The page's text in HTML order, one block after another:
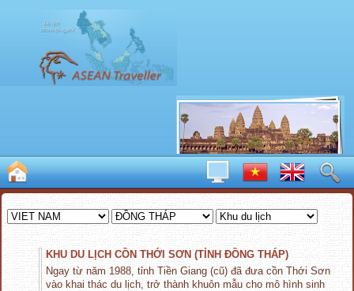
KHU DU LỊCH CỒN THỚI SƠN (TỈNH ĐỒNG THÁP)
Ngay từ năm 1988, tỉnh Tiền Giang (cũ) đã đưa cồn Thới Sơn
vào khai thác du lịch, trở thành khuôn mẫu cho mô hình sinh